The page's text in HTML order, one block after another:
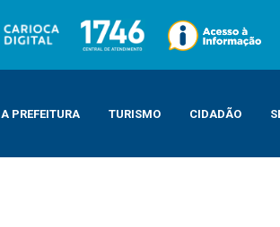
A PREFEITURA TURISMO CIDADÃO